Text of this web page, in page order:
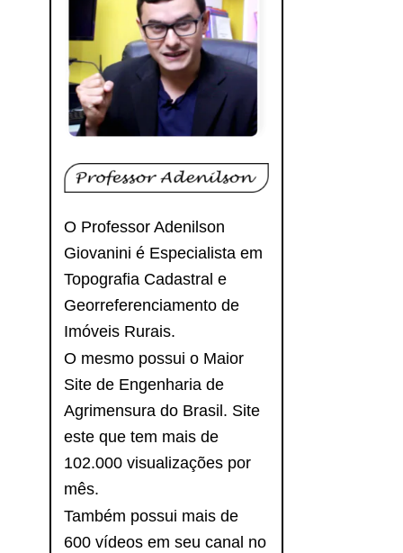
O Professor Adenilson
Giovanini é Especialista em
Topografia Cadastral e
Georreferenciamento de
Imóveis Rurais.
O mesmo possui o Maior
Site de Engenharia de
Agrimensura do Brasil. Site
este que tem mais de
102.000 visualizações por
mês.
Também possui mais de
600 vídeos em seu canal no